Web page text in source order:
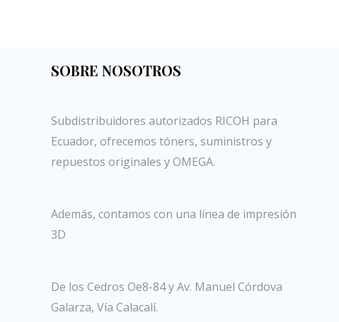
SOBRE NOSOTROS
Subdistribuidores autorizados RICOH para
Ecuador, ofrecemos tóners, suministros y
repuestos originales y OMEGA.
Además, contamos con una línea de impresión
3D
De los Cedros Oe8-84 y Av. Manuel Córdova
Galarza, Vía Calacalí.